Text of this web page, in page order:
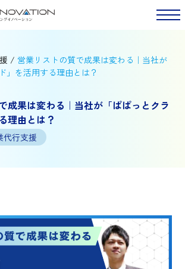
/ 営業リストの質で成果は変わる｜当社が
」を活用する理由とは？
成果は変わる｜当社が「ぱぱっとクラ
理由とは？
代行支援